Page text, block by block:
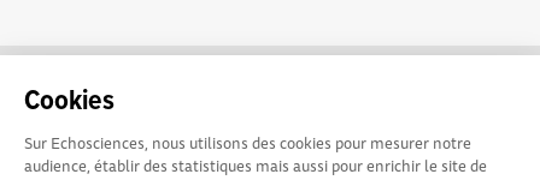
Cookies
Sur Echosciences, nous utilisons des cookies pour mesurer notre
audience, établir des statistiques mais aussi pour enrichir le site de